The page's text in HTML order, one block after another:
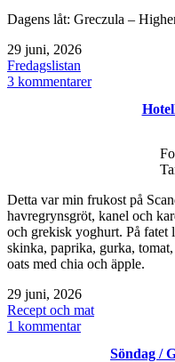
Dagens låt: Greczula –
Publicerat
den
29 juni, 2026
Kategoriserat
som
Fredagslistan
3 kommentarertill
/
förlossning
Detta var min frukost på
havregrynsgröt, kanel och
och grekisk yoghurt. På fatet
skinka, paprika, gurka,
oats med chia och äpple.
Publicerat
den
29 juni, 2026
Kategoriserat
som
Recept och mat
1 kommentartill
Söndag /